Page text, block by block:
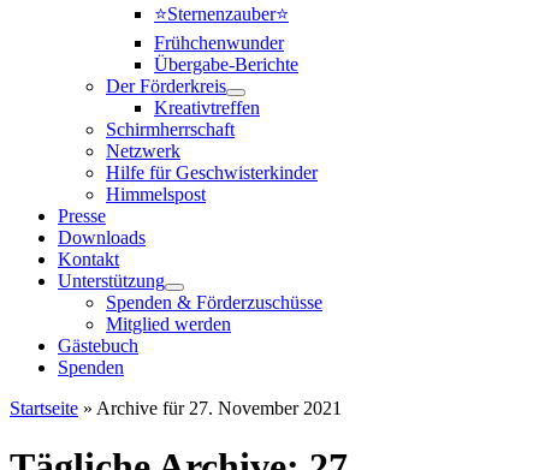
⭐Sternenzauber⭐
Frühchenwunder
Übergabe-Berichte
Der Förderkreis
Kreativtreffen
Schirmherrschaft
Netzwerk
Hilfe für Geschwisterkinder
Himmelspost
Presse
Downloads
Kontakt
Unterstützung
Spenden & Förderzuschüsse
Mitglied werden
Gästebuch
Spenden
Startseite » Archive für 27. November 2021